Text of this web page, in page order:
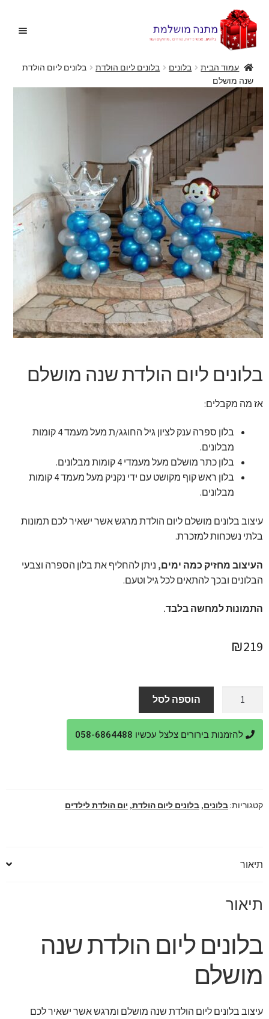
דלג
לניווט
לדלג
לתוכן
בית
בלונים
הצעות נישואין
מתנות מקוריות
את
הילד
מתנות ליולדת
הרחב
את
פרחים
זר מתוק
בלונים בראשון לציון
תשלום
מחירון משלוחי בלונים
קטלוג מוצרים
עמוד הבית בלונים בלונים ליום הולדת
בלונים ליום הולדת
שנה מושלם
בלונים ליום הולדת שנה מושלם
אז מה מקבלים:
בלון ספרה ענק לציון גיל החוגג/ת מעל מעמד 4 קומות
מבלונים.
בלון כתר מושלם מעל מעמדי 4 קומות מבלונים.
בלון ראש קוף מקושט עם ידי נקניק מעל מעמד 4 קומות
מבלונים.
עיצוב בלונים מושלם ליום הולדת מרגש אשר ישאיר לכם תמונות
בלתי נשכחות למזכרת.
העיצוב מחזיק כמה ימים, ניתן להחליף את בלון הספרה וצבעי
הבלונים ובכך להתאים לכל גיל וטעם.
התמונות למחשה בלבד.
₪219
בלונים
ליום
הולדת
הוספה לסל
להזמנות בירורים צלצל עכשיו 058-6864488
קטגוריות: בלונים, בלונים ליום הולדת, יום הולדת לילדים
תיאור
תיאור
בלונים ליום הולדת שנה
מושלם
עיצוב בלונים ליום הולדת שנה מושלם ומרגש אשר ישאיר לכם